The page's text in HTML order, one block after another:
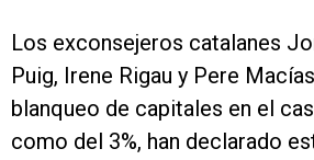
Los exconsejeros catalanes
Puig, Irene Rigau y Pere
blanqueo de capitales en el
como del 3%, han declarado